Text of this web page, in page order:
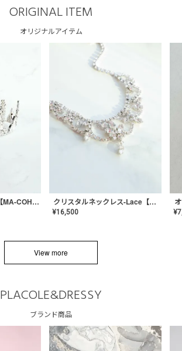
ORIGINAL ITEM
オリジナルアイテム
クリスタルクラウン【MA-COHD-01】韓国風クラウン/ウェディングクラウン/ティアラ クリスタルネックレス-Lace【MA-CONL-02】
¥16,500 ¥
View more
PLACOLE&DRESSY
ブランド商品